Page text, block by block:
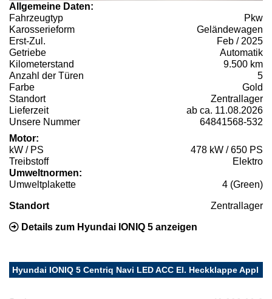
Allgemeine Daten:
Fahrzeugtyp
Pkw
Karosserieform
Geländewagen
Erst-Zul.
Feb / 2025
Getriebe
Automatik
Kilometerstand
9.500 km
Anzahl der Türen
5
Farbe
Gold
Standort
Zentrallager
Lieferzeit
ab ca. 11.08.2026
Unsere Nummer
64841568-532
Motor:
kW / PS
478 kW / 650 PS
Treibstoff
Elektro
Umweltnormen:
Umweltplakette
4 (Green)
Standort Zentrallager
Details zum Hyundai IONIQ 5 anzeigen
Hyundai IONIQ 5 Centriq Navi LED ACC El. Heckklappe Appl